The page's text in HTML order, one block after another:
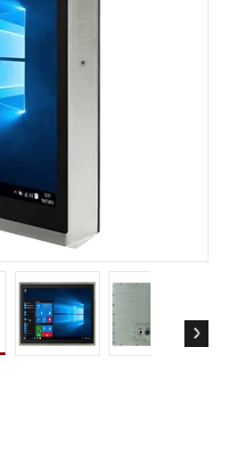
드 컴퓨팅
/ 방수 러기드 PC IP65
이트웨이
헬
의료
의료
헬스
가스, ATEX 등급
급 내구성형 핸드헬드
급 패널 PC
AI 컴
엣지
엣지
엣지